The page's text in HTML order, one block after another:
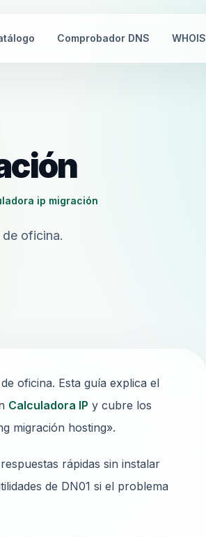
Comprobador DNS WHOIS
ip migración
de oficina.
oficina. Esta guía explica el
Calculadora IP y cubre los
migración hosting».
rápidas sin instalar
de DN01 si el problema